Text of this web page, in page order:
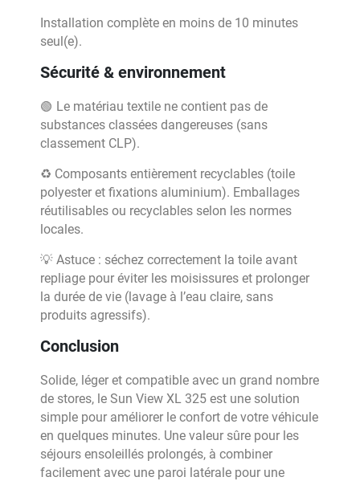
Installation complète en moins de 10 minutes
seul(e).
Sécurité & environnement
🟢 Le matériau textile ne contient pas de
substances classées dangereuses (sans
classement CLP).
♻️ Composants entièrement recyclables (toile
polyester et fixations aluminium). Emballages
réutilisables ou recyclables selon les normes
locales.
💡 Astuce : séchez correctement la toile avant
repliage pour éviter les moisissures et prolonger
la durée de vie (lavage à l’eau claire, sans
produits agressifs).
Conclusion
Solide, léger et compatible avec un grand nombre
de stores, le Sun View XL 325 est une solution
simple pour améliorer le confort de votre véhicule
en quelques minutes. Une valeur sûre pour les
séjours ensoleillés prolongés, à combiner
facilement avec une paroi latérale pour une